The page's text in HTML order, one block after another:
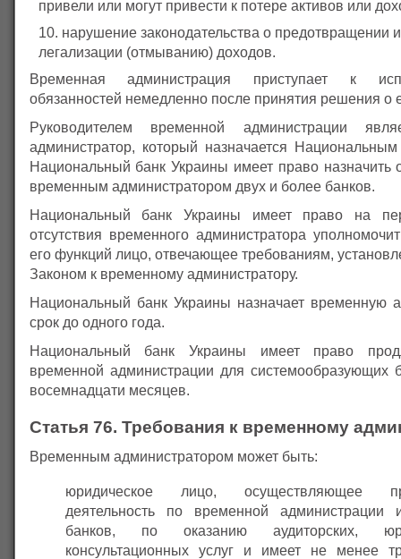
привели или могут привести к потере активов или
нарушение законодательства о предотвращении
легализации (отмыванию) доходов.
Временная администрация приступает к
обязанностей немедленно после принятия решения о
Руководителем временной администрации
администратор, который назначается
Национальный банк Украины имеет право назначить
временным администратором двух и более банков.
Национальный банк Украины имеет право на
отсутствия временного администратора
его функций лицо, отвечающее требованиям,
Законом к временному администратору.
Национальный банк Украины назначает временную
срок до одного года.
Национальный банк Украины имеет право
временной администрации для системообразующих
восемнадцати месяцев.
Статья 76. Требования к временному
Временным администратором может быть:
юридическое лицо, осуществляющее
деятельность по временной администрации
банков, по оказанию аудиторских,
консультационных услуг и имеет не менее